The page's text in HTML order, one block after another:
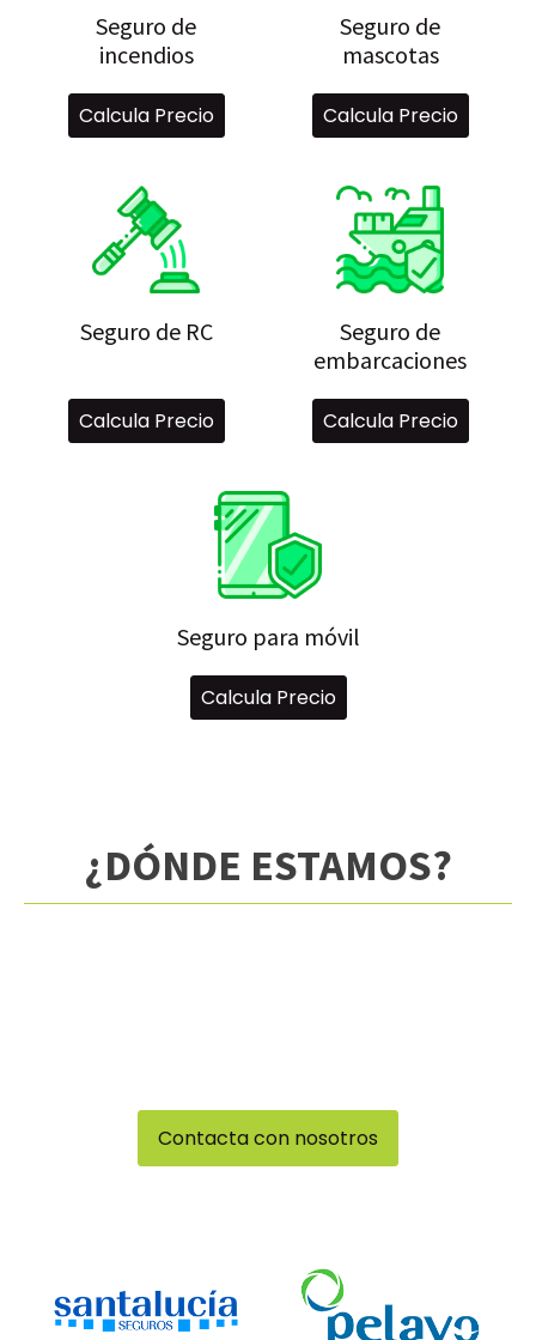
Seguro de
incendios
Calcula Precio
Seguro de
mascotas
Calcula Precio
Seguro de RC
Calcula Precio
Seguro de
embarcaciones
Calcula Precio
Seguro para móvil
Calcula Precio
¿DÓNDE ESTAMOS?
Contacta con nosotros